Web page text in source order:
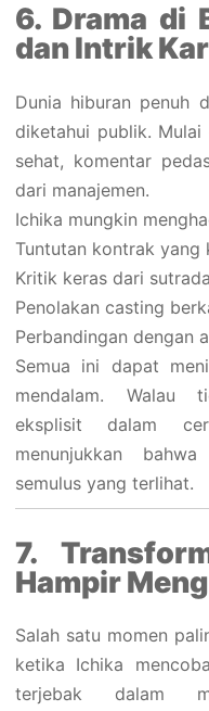
6. Drama di
dan Intrik
Dunia hiburan penuh
diketahui publik.
sehat, komentar
dari manajemen.
Ichika mungkin
Tuntutan kontrak yang
Kritik keras dari
Penolakan casting
Perbandingan dengan
Semua ini dapat
mendalam. Walau
eksplisit dalam
menunjukkan
semulus yang terlihat.
7.
Hampir
Salah satu momen
ketika Ichika
terjebak dalam